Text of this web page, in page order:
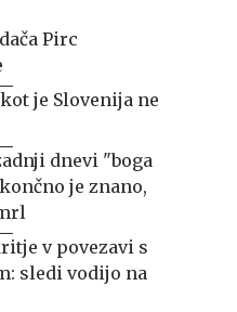
Pirc
je Slovenija ne
dnevi "boga
je znano,
v povezavi s
sledi vodijo na